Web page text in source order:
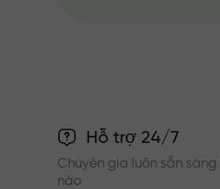
Hỗ trợ 24/7
Chuyên gia luôn sẵn
nào